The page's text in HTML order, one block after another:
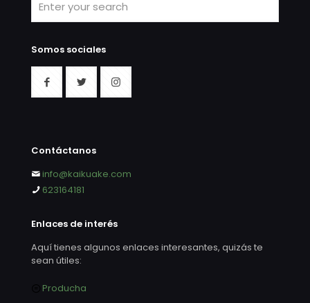
Somos sociales
Contáctanos
info@kaikuake.com
623164181
Enlaces de interés
Aquí tienes algunos enlaces interesantes, quizás te
sean útiles:
Producha